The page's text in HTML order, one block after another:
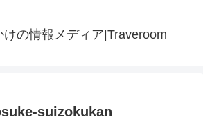
の情報メディア|Traveroom
suizokukan